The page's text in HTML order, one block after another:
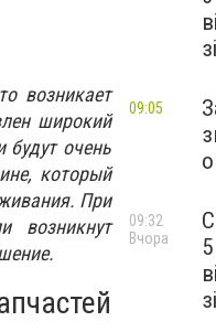
возникает
широкий
будут очень
который
При
возникнут
09:05
09:32
Вчора